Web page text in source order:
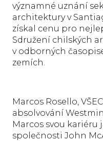
významné uznání
architektury v
získal cenu pro
Sdružení chilských
v odborných
zemích.
Marcos Rosello,
absolvování
Marcos svou kariéru
společnosti John